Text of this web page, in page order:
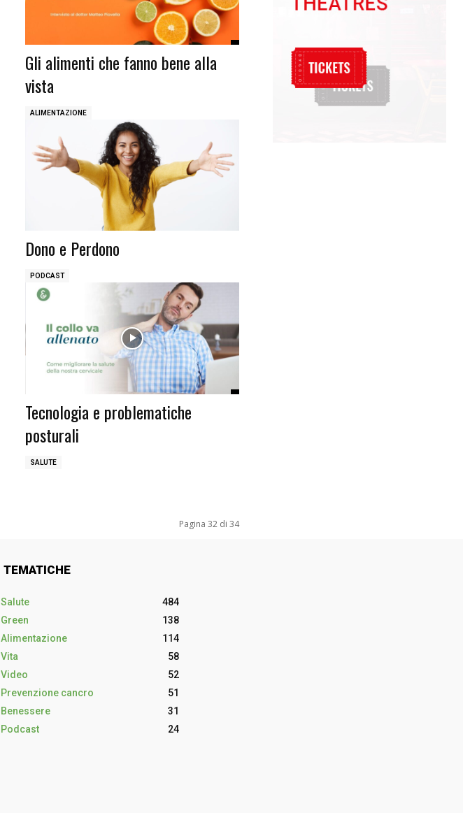
Gli alimenti che fanno bene alla
vista
ALIMENTAZIONE
Dono e Perdono
PODCAST
Tecnologia e problematiche
posturali
SALUTE
Pagina 32 di 34
TEMATICHE
Salute
484
Green
138
Alimentazione
114
Vita
58
Video
52
Prevenzione cancro
51
Benessere
31
Podcast
24